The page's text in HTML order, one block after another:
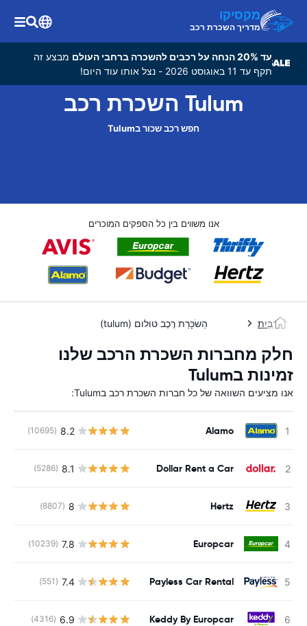
מקסיקו
מדריך השכרת רכב
עד 20% הנחה על רכבים להשכרה ברחבי העולם
מבצע זה
תקף עד 11 באוגוסט 2026 - נצל אותו עוד היום!
Tulum השכרת רכב
חפש רכב שכור בTulum
אנו משווים בין כל הספקים המוכרים
בַּיִת הַשׂכָּרַת רֶכֶב טולום (tulum)
חלק מחברות השכרת הרכב שלנו
זמינות בTulum
אנו מציעים השוואה של כל חברות השכרת רכב בTulum:
Alamo
8.2
(10695)
Dollar Rent a Car
8.1
(5286)
Hertz
8
(8807)
Europcar
7.8
(10239)
Payless Car Rental
7.4
(551)
Keddy By Europcar
6.9
(4316)